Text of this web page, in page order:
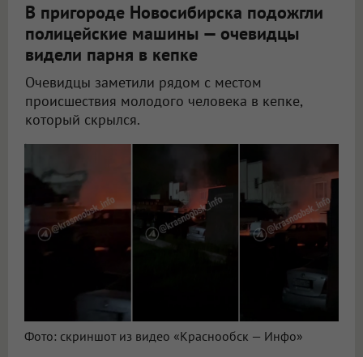
В пригороде Новосибирска подожгли
полицейские машины — очевидцы
видели парня в кепке
Очевидцы заметили рядом с местом
происшествия молодого человека в кепке,
который скрылся.
Фото: скриншот из видео «Краснообск — Инфо»